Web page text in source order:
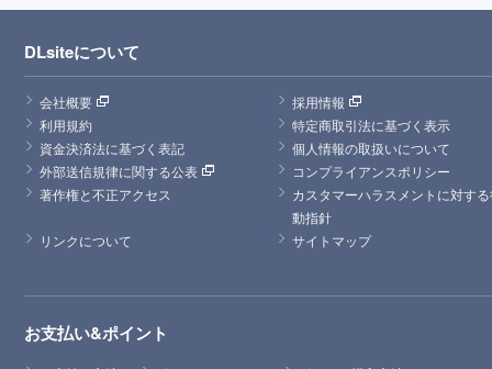
DLsiteについて
会社概要
採用情報
利用規約
特定商取引法に基づく表示
資金決済法に基づく表記
個人情報の取扱いについて
外部送信規律に関する公表
コンプライアンスポリシー
著作権と不正アクセス
カスタマーハラスメントに対す
動指針
リンクについて
サイトマップ
お支払い&ポイント